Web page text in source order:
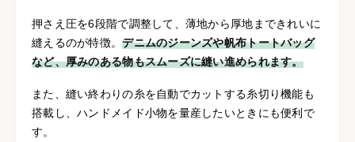
押さえ圧を6段階で調整して、薄地から厚地まできれいに
縫えるのが特徴。デニムのジーンズや帆布トートバッグ
など、厚みのある物もスムーズに縫い進められます。
また、縫い終わりの糸を自動でカットする糸切り機能も
搭載し、ハンドメイド小物を量産したいときにも便利で
す。